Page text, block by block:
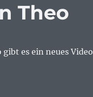
Theo
es ein neues Video
Theo“